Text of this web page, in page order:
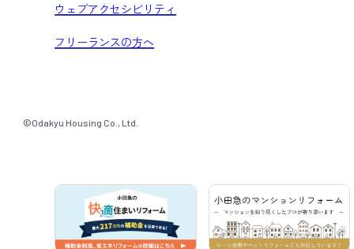
ウェブアクセシビリティ
フリーランスの方へ
©Odakyu Housing Co., Ltd.